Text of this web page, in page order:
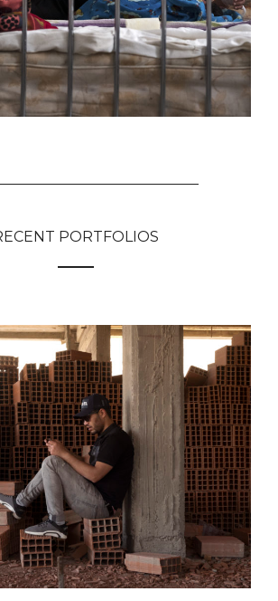
PORTFOLIOS